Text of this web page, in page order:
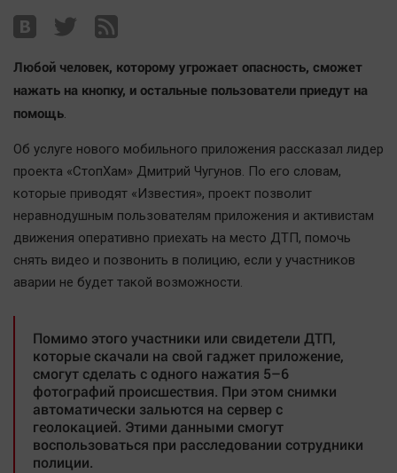
Поиск
Наша победа
Общество
Экономика
Происшествия
Здоровье
Культура
Спорт
Технологии
Отраслевые темы
Hедвижимость
Образование
Любой человек, которому угрожает опасность, сможет
нажать на кнопку, и остальные пользователи приедут на
помощь.
Об услуге нового мобильного приложения рассказал лидер
проекта «СтопХам» Дмитрий Чугунов. По его словам,
которые приводят «Известия», проект позволит
неравнодушным пользователям приложения и активистам
движения оперативно приехать на место ДТП, помочь
снять видео и позвонить в полицию, если у участников
аварии не будет такой возможности.
Помимо этого участники или свидетели ДТП,
которые скачали на свой гаджет приложение,
смогут сделать с одного нажатия 5–6
фотографий происшествия. При этом снимки
автоматически зальются на сервер с
геолокацией. Этими данными смогут
воспользоваться при расследовании сотрудники
полиции.